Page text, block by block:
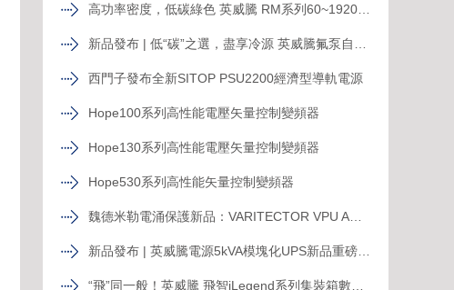
西門子發布全新SITOP PSU2200經濟型導軌電源
Hope100系列高性能電壓矢量控制變頻器
Hope130系列高性能電壓矢量控制變頻器
Hope530系列高性能矢量控制變頻器